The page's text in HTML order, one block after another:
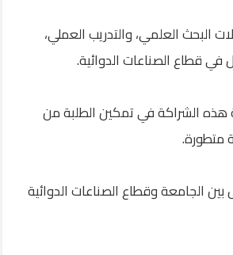
البحث العلمي، والتدريب العملي،
قطاع الصناعات الدوائية.
هذه الشراكة في تمكين الطلبة من
متطورة.
الجامعة وقطاع الصناعات الدوائية